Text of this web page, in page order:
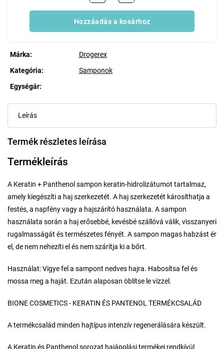
Hozzáadás a kosárhoz
Kategória: Samponok
Márka: Drogerex
Egységár:
Leírás
Termék részletes leírása
Termékleírás
A Keratin + Panthenol sampon keratin-hidrolizátumot tartalmaz,
amely kiegészíti a haj szerkezetét. A haj szerkezetét károsíthatja a
festés, a napfény vagy a hajszárító használata. A sampon
használata során a haj erősebbé, kevésbé szállóvá válik, visszanyeri
rugalmasságát és természetes fényét. A sampon magas habzást ér
el, de nem nehezíti el és nem szárítja ki a bőrt.
Használat: Vigye fel a sampont nedves hajra. Habosítsa fel és
mossa meg a haját. Ezután alaposan öblítse le vízzel.
BIONE COSMETICS - KERATIN ÉS PANTENOL TERMÉKCSALÁD
A termékcsalád minden hajtípus intenzív regenerálására készült.
A Keratin és Panthenol sorozat hajápolási termékei rendkívül